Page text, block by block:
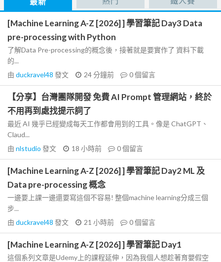
[Machine Learning A-Z [2026] ] 學習筆記 Day3 Data
pre-processing with Python
了解Data Pre-processing的概念後，接著就是要實作了 資料下載
的...
由 duckravel48 發文 24 分鐘前 0個留言
【分享】台灣團隊開發 免費 AI Prompt 管理網站，終於
不用再到處找提示詞了
最近 AI 幾乎已經變成每天工作都會用到的工具。像是 ChatGPT、
Claud...
由 nlstudio 發文 18 小時前 0個留言
[Machine Learning A-Z [2026] ] 學習筆記 Day2 ML 及
Data pre-processing 概念
一邊要上課一邊還要寫這個不容易! 整個machine learning分成三個
步...
由 duckravel48 發文 21 小時前 0個留言
[Machine Learning A-Z [2026] ] 學習筆記 Day1
這個系列文章是Udemy上的課程延伸，因為我個人想趁著育嬰假空